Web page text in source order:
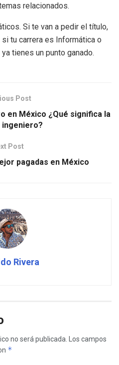
relacionados.
Si te van a pedir el título,
tu carrera es Informática o
tienes un punto ganado.
Post
en México ¿Qué significa la
ingeniero?
Post
pagadas en México
Rivera
no será publicada.
Los campos
*